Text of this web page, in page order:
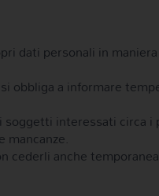
dati personali in
obbliga a informare
interessati circa i
cederli anche